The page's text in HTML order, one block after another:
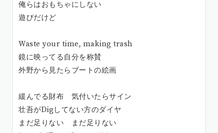
俺らはおもちゃにしない
遊びだけど
Waste your time, making trash
鏡に映ってる自分を称賛
外野から見たらブートの絵画
緩んでる財布 気付いたらサイン
壮吾がDigしてない方のダイヤ
まだ足りない まだ足りない